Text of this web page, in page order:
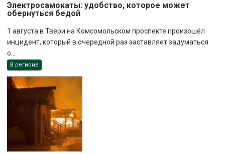
Электросамокаты: удобство, которое может
обернуться бедой
1 августа в Твери на Комсомольском проспекте произошёл
инцидент, который в очередной раз заставляет задуматься
о...
В регионе